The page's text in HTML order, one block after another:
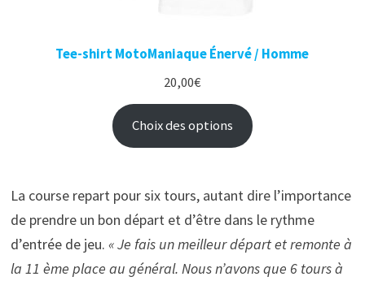
Tee-shirt MotoManiaque Énervé / Homme
20,00€
Choix des options
La course repart pour six tours, autant dire l’importance
de prendre un bon départ et d’être dans le rythme
d’entrée de jeu. « Je fais un meilleur départ et remonte à
la 11 ème place au général. Nous n’avons que 6 tours à